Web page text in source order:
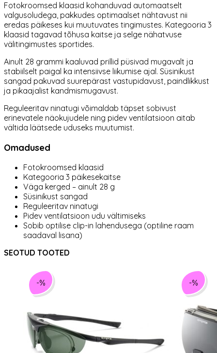
Fotokroomsed klaasid kohanduvad automaatselt
valgusoludega, pakkudes optimaalset nähtavust nii
eredas päikeses kui muutuvates tingimustes. Kategooria 3
klaasid tagavad tõhusa kaitse ja selge nähatvuse
välitingimustes sportides.
Ainult 28 grammi kaaluvad prillid püsivad mugavalt ja
stabiilselt paigal ka intensiivse liikumise ajal. Süsinikust
sangad pakuvad suurepärast vastupidavust, paindlikkust
ja pikaajalist kandmismugavust.
Reguleeritav ninatugi võimaldab täpset sobivust
erinevatele näokujudele ning pidev ventilatsioon aitab
vältida läätsede uduseks muutumist.
Omadused
Fotokroomsed klaasid
Kategooria 3 päikesekaitse
Väga kerged – ainult 28 g
Süsinikust sangad
Reguleeritav ninatugi
Pidev ventilatsioon udu vältimiseks
Sobib optilise clip-in lahendusega (optiline raam
saadaval lisana)
SEOTUD TOOTED
-% -%